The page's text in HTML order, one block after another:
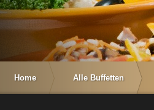
Home Alle Buffetten